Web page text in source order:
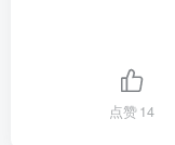
点赞14